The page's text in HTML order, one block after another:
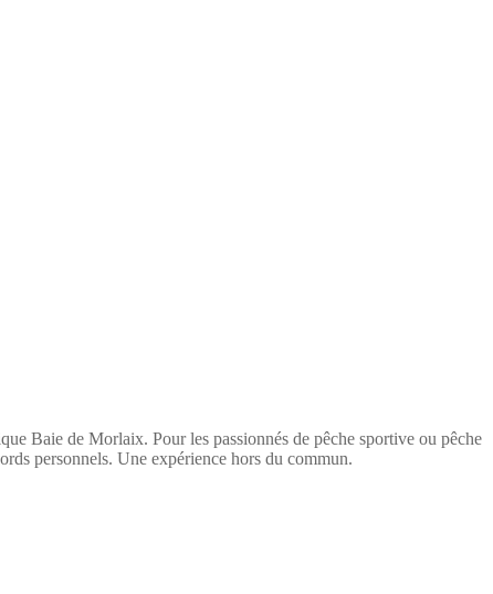
Baie de Morlaix. Pour les passionnés de pêche sportive ou pêche
personnels. Une expérience hors du commun.